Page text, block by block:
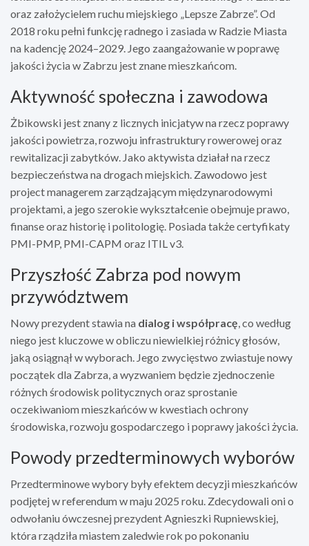
oraz założycielem ruchu miejskiego „Lepsze Zabrze”. Od
2018 roku pełni funkcję radnego i zasiada w Radzie Miasta
na kadencję 2024–2029. Jego zaangażowanie w poprawę
jakości życia w Zabrzu jest znane mieszkańcom.
Aktywność społeczna i zawodowa
Żbikowski jest znany z licznych inicjatyw na rzecz poprawy
jakości powietrza, rozwoju infrastruktury rowerowej oraz
rewitalizacji zabytków. Jako aktywista działał na rzecz
bezpieczeństwa na drogach miejskich. Zawodowo jest
project managerem zarządzającym międzynarodowymi
projektami, a jego szerokie wykształcenie obejmuje prawo,
finanse oraz historię i politologię. Posiada także certyfikaty
PMI-PMP, PMI-CAPM oraz ITIL v3.
Przyszłość Zabrza pod nowym
przywództwem
Nowy prezydent stawia na dialog i współpracę, co według
niego jest kluczowe w obliczu niewielkiej różnicy głosów,
jaką osiągnął w wyborach. Jego zwycięstwo zwiastuje nowy
początek dla Zabrza, a wyzwaniem będzie zjednoczenie
różnych środowisk politycznych oraz sprostanie
oczekiwaniom mieszkańców w kwestiach ochrony
środowiska, rozwoju gospodarczego i poprawy jakości życia.
Powody przedterminowych wyborów
Przedterminowe wybory były efektem decyzji mieszkańców
podjętej w referendum w maju 2025 roku. Zdecydowali oni o
odwołaniu ówczesnej prezydent Agnieszki Rupniewskiej,
która rządziła miastem zaledwie rok po pokonaniu